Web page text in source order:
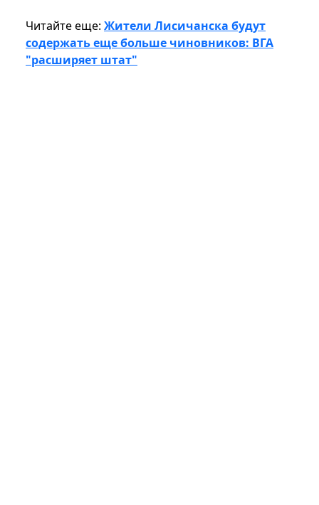
Читайте еще: Жители Лисичанска будут
содержать еще больше чиновников: ВГА
"расширяет штат"